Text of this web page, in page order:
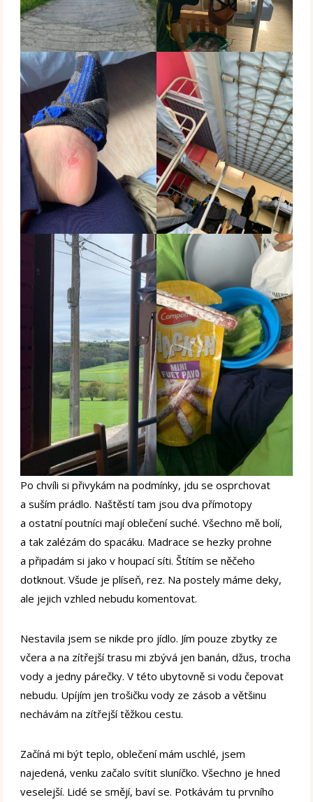
Po chvíli si přivykám na podmínky, jdu se osprchovat
a suším prádlo. Naštěstí tam jsou dva přímotopy
a ostatní poutníci mají oblečení suché. Všechno mě bolí,
a tak zalézám do spacáku. Madrace se hezky prohne
a připadám si jako v houpací síti. Štítím se něčeho
dotknout. Všude je plíseň, rez. Na postely máme deky,
ale jejich vzhled nebudu komentovat.
Nestavila jsem se nikde pro jídlo. Jím pouze zbytky ze
včera a na zítřejší trasu mi zbývá jen banán, džus, trocha
vody a jedny párečky. V této ubytovně si vodu čepovat
nebudu. Upíjím jen trošičku vody ze zásob a většinu
nechávám na zítřejší těžkou cestu.
Začíná mi být teplo, oblečení mám uschlé, jsem
najedená, venku začalo svítit sluníčko. Všechno je hned
veselejší. Lidé se smějí, baví se. Potkávám tu prvního